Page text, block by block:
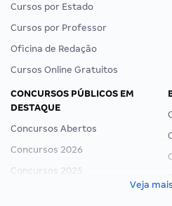
Cursos por Estado
Cursos por Professor
Oficina de Redação
Cursos Online Gratuitos
CONCURSOS PÚBLICOS EM
DESTAQUE
Concursos Abertos
Concursos 2026
Concursos 2025
Concurso Nacional Unificado
Veja mais